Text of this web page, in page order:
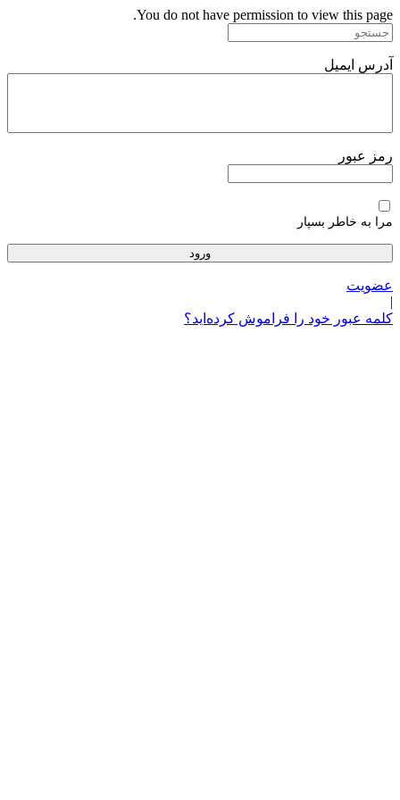
پرش
به
You do not have permission to view this page.
آدرس ایمیل
رمز عبور
مرا به خاطر بسپار
عضویت
|
کلمه عبور خود را فراموش کرده‌اید؟